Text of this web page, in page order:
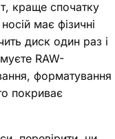
краще спочатку
має фізичні
диск один раз і
RAW-
форматування
покриває